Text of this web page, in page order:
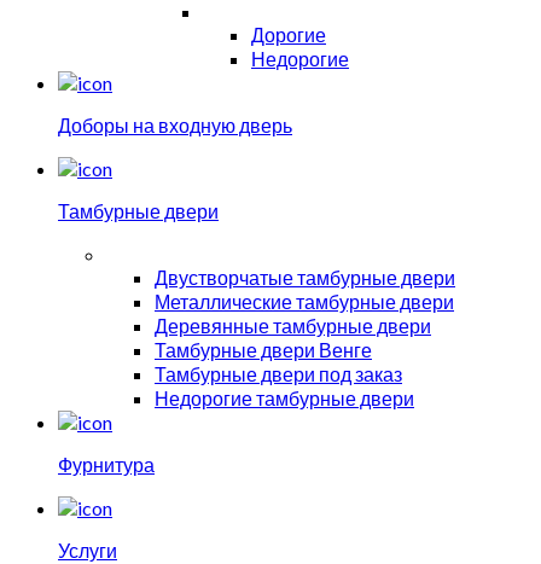
Дорогие
Недорогие
Доборы на входную дверь
Тамбурные двери
Двустворчатые тамбурные двери
Металлические тамбурные двери
Деревянные тамбурные двери
Тамбурные двери Венге
Тамбурные двери под заказ
Недорогие тамбурные двери
Фурнитура
Услуги